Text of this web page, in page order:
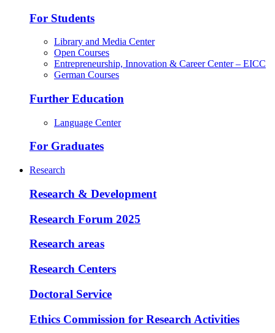
For Students
Library and Media Center
Open Courses
Entrepreneurship, Innovation & Career Center – EICC
German Courses
Further Education
Language Center
For Graduates
Research
Research & Development
Research Forum 2025
Research areas
Research Centers
Doctoral Service
Ethics Commission for Research Activities